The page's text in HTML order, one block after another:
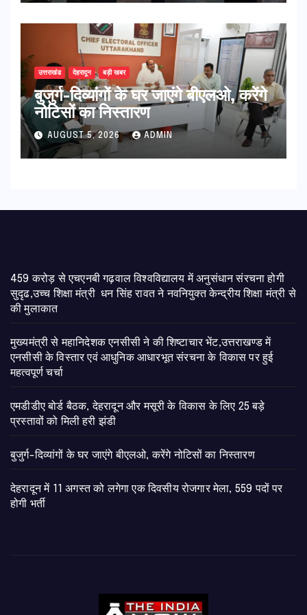
उत्तराखंड देहरादून बड़ी खबर
बुजुर्ग-दिव्यांगों के घर जाएंगे बीएलओ, करेंगे
नोटिसों का निस्तारण
AUGUST 5, 2026 ADMIN
459 करोड़ से एचएनबी गढ़वाल विश्वविद्यालय में अनुसंधान संरचना होगी
सुदृढ,उच्च शिक्षा मंत्री धन सिंह रावत ने नवनियुक्त केन्द्रीय शिक्षा मंत्री से
की मुलाकात
मुख्यमंत्री से महानिदेशक एनसीसी ने की शिष्टाचार भेंट,उत्तराखण्ड में
एनसीसी के विस्तार एवं आधुनिक आधारभूत संरचना के विकास पर हुई
महत्वपूर्ण चर्चा
एमडीडीए बोर्ड बैठक, देहरादून और मसूरी के विकास के लिए 25 बड़े
प्रस्तावों को मिली हरी झंडी
बुजुर्ग-दिव्यांगों के घर जाएंगे बीएलओ, करेंगे नोटिसों का निस्तारण
​देहरादून में 11 अगस्त को लगेगा एक दिवसीय रोजगार मेला, 559 पदों पर
होगी भर्ती